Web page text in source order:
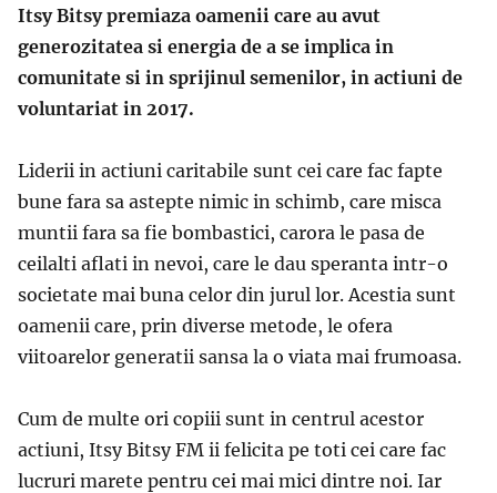
Itsy Bitsy premiaza oamenii care au avut
generozitatea si energia de a se implica in
comunitate si in sprijinul semenilor, in actiuni de
voluntariat in 2017.
Liderii in actiuni caritabile sunt cei care fac fapte
bune fara sa astepte nimic in schimb, care misca
muntii fara sa fie bombastici, carora le pasa de
ceilalti aflati in nevoi, care le dau speranta intr-o
societate mai buna celor din jurul lor. Acestia sunt
oamenii care, prin diverse metode, le ofera
viitoarelor generatii sansa la o viata mai frumoasa.
Cum de multe ori copiii sunt in centrul acestor
actiuni, Itsy Bitsy FM ii felicita pe toti cei care fac
lucruri marete pentru cei mai mici dintre noi. Iar